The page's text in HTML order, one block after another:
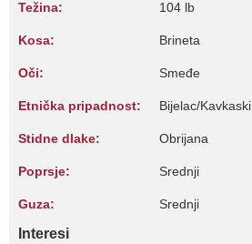
Težina: 104 lb
Kosa: Brineta
Oči: Smeđe
Etnička pripadnost: Bijelac/Kavkaski
Stidne dlake: Obrijana
Poprsje: Srednji
Guza: Srednji
Interesi